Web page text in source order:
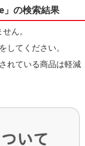
」の検索結果
ん。
してください。
れている商品は軽減